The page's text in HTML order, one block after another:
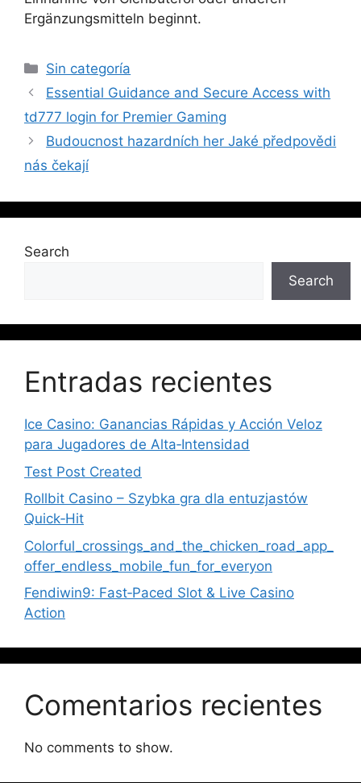
Ergänzungsmitteln beginnt.
Sin categoría
Essential Guidance and Secure Access with
td777 login for Premier Gaming
Budoucnost hazardních her Jaké předpovědi
nás čekají
Search
Search
Entradas recientes
Ice Casino: Ganancias Rápidas y Acción Veloz
para Jugadores de Alta‑Intensidad
Test Post Created
Rollbit Casino – Szybka gra dla entuzjastów
Quick‑Hit
Colorful_crossings_and_the_chicken_road_app_
offer_endless_mobile_fun_for_everyon
Fendiwin9: Fast‑Paced Slot & Live Casino
Action
Comentarios recientes
No comments to show.